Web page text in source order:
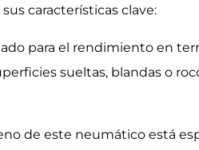
características clave:
para el rendimiento en
sueltas, blandas o
de este neumático está